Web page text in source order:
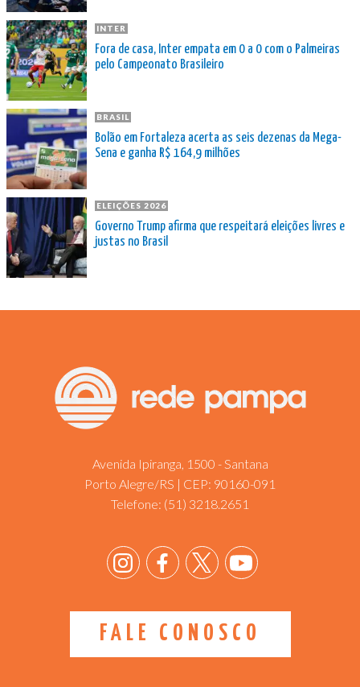
INTER
Fora de casa, Inter empata em 0 a 0 com o Palmeiras
pelo Campeonato Brasileiro
BRASIL
Bolão em Fortaleza acerta as seis dezenas da Mega-
Sena e ganha R$ 164,9 milhões
ELEIÇÕES 2026
Governo Trump afirma que respeitará eleições livres e
justas no Brasil
Avenida Ipiranga, 1500 - Santana
Porto Alegre/RS | CEP: 90160-091
Telefone: (51) 3218.2651
FALE CONOSCO